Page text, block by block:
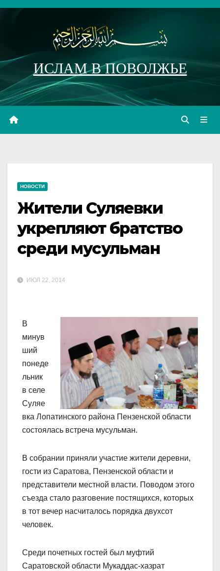
Перейти
ИСЛАМ В ПОВОЛЖЬЕ
НОВОСТИ
Жители Суляевки
укрепляют братство
среди мусульман
ИЮЛ 22, 2014
В
минув
ший
понеде
льник
в селе
Суляе
вка Лопатинского района Пензенской области
состоялась встреча мусульман.
В собрании приняли участие жители деревни,
гости из Саратова, Пензенской области и
представители местной власти. Поводом этого
съезда стало разговение постящихся, которых
в тот вечер насчиталось порядка двухсот
человек.
Среди почетных гостей был муфтий
Саратовской области Мукаддас-хазрат